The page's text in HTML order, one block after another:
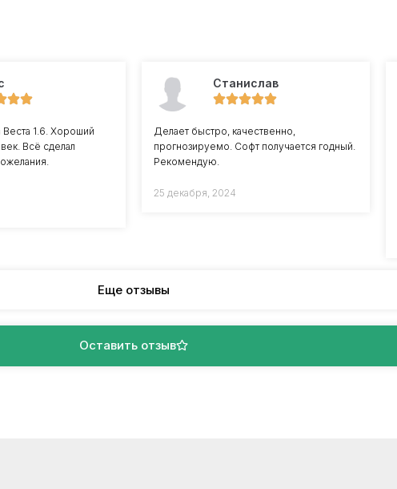
1.6. Хороший
Всё сделал
Станислав
Делает быстро, качественно,
прогнозируемо. Софт получается годный.
Рекомендую.
25 декабря, 2024
Еще отзывы
Оставить отзыв